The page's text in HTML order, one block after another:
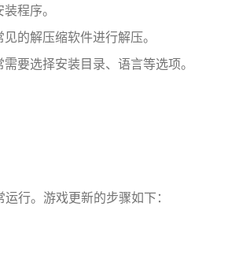
程序。
的解压缩软件进行解压。
要选择安装目录、语言等选项。
行。游戏更新的步骤如下：